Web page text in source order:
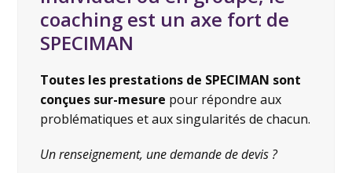
coaching est un axe fort de
SPECIMAN
Toutes les prestations de SPECIMAN sont
conçues sur-mesure pour répondre aux
problématiques et aux singularités de chacun.
Un renseignement, une demande de devis ?